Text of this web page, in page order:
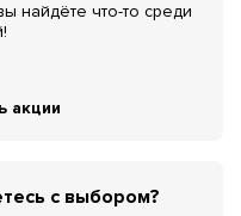
найдёте что-то среди
акции
с выбором?